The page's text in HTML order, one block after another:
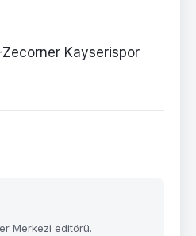
Kayserispor
Merkezi editörü.